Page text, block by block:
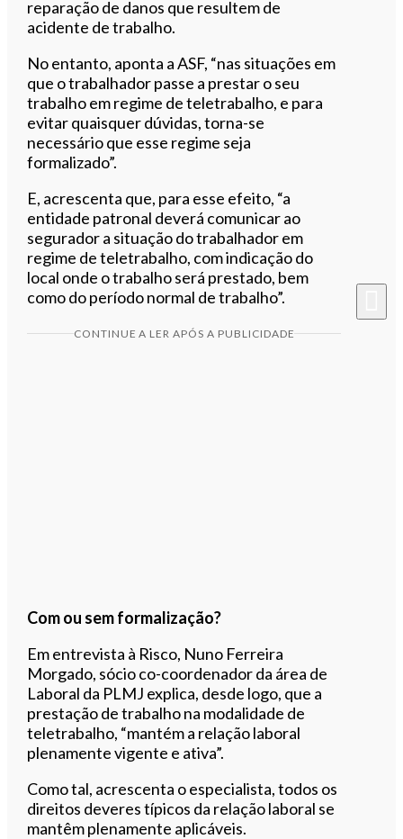
reparação de danos que resultem de
acidente de trabalho.
No entanto, aponta a ASF, “nas situações em
que o trabalhador passe a prestar o seu
trabalho em regime de teletrabalho, e para
evitar quaisquer dúvidas, torna-se
necessário que esse regime seja
formalizado”.
E, acrescenta que, para esse efeito, “a
entidade patronal deverá comunicar ao
segurador a situação do trabalhador em
regime de teletrabalho, com indicação do
local onde o trabalho será prestado, bem
como do período normal de trabalho”.
CONTINUE A LER APÓS A PUBLICIDADE
Com ou sem formalização?
Em entrevista à Risco, Nuno Ferreira
Morgado, sócio co-coordenador da área de
Laboral da PLMJ explica, desde logo, que a
prestação de trabalho na modalidade de
teletrabalho, “mantém a relação laboral
plenamente vigente e ativa”.
Como tal, acrescenta o especialista, todos os
direitos deveres típicos da relação laboral se
mantêm plenamente aplicáveis.